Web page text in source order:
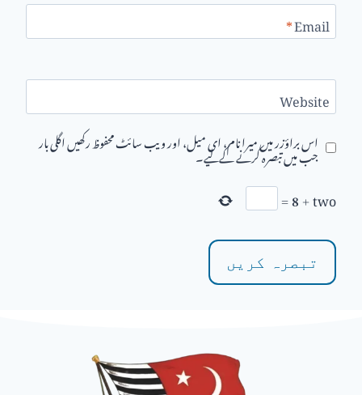
Email
*
Website
اس براؤزر میں میرا نام، ای میل، اور ویب سائٹ محفوظ رکھیں اگلی بار
جب میں تبصرہ کرنے کےلیے۔
two
+
8
=